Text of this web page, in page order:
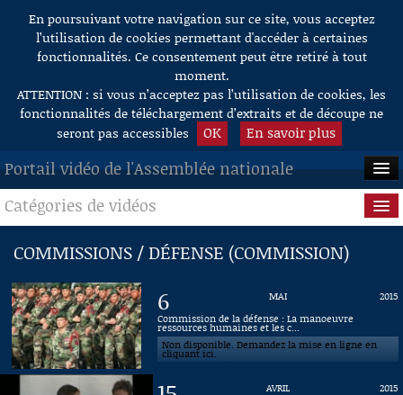
Aller au contenu
En poursuivant votre navigation sur ce site, vous acceptez
l’utilisation de cookies permettant d'accéder à certaines
fonctionnalités. Ce consentement peut être retiré à tout
moment.
ATTENTION : si vous n’acceptez pas l’utilisation de cookies, les
fonctionnalités de téléchargement d’extraits et de découpe ne
seront pas accessibles
OK En savoir plus
Portail vidéo de l'Assemblée nationale
ACCUEIL
EN DIRECT
À LA DEMANDE
RECHERCHE
AIDE À LA DÉCOUPE
DE VIDÉOS
Catégories de vidéos
Séance publique
Questions au Gouvernement
Commissions
Présidence
COMMISSIONS / DÉFENSE (COMMISSION)
6 MAI
2015
Commission de la défense : La manoeuvre
ressources humaines et les c...
Non disponible. Demandez la mise en ligne en
cliquant ici.
AVRIL
2015